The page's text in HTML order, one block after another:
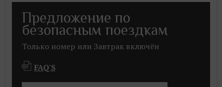
Предложение по
безопасным поездкам
Только номер или Завтрак включён
FAQ'S